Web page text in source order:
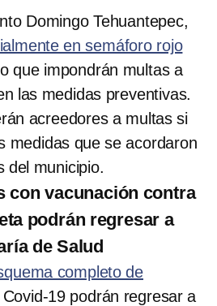
Domingo Tehuantepec,
en semáforo rojo
que impondrán multas a
las medidas preventivas.
acreedores a multas si
medidas que se acordaron
del municipio.
con vacunación contra
podrán regresar a
de Salud
completo de
19 podrán regresar a